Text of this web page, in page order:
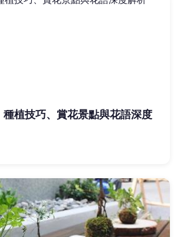
植技巧、賞花景點與花語深度